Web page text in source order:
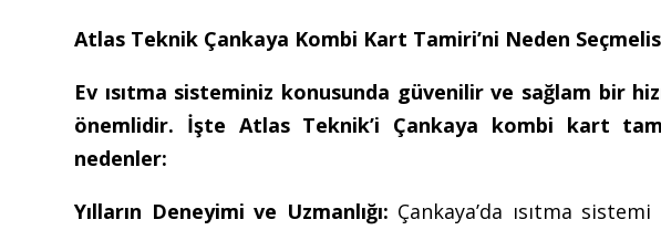
Atlas Teknik Çankaya Kombi Kart Tamiri’ni Neden
Ev ısıtma sisteminiz konusunda güvenilir ve sağlam bir
önemlidir. İşte Atlas Teknik’i Çankaya kombi kart
nedenler:
Yılların Deneyimi ve Uzmanlığı: Çankaya’da ısıtma